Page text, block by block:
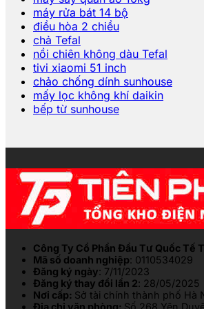
máy rửa bát 14 bộ
điều hòa 2 chiều
chả Tefal
nồi chiên không dàu Tefal
tivi xiaomi 51 inch
chảo chống dính sunhouse
mấy lọc không khí daikin
bếp từ sunhouse
Công Ty Cổ Phần Đầu Tư Quốc Tế
Mã số doanh nghiệp: 0110534029
Đăng ký ngày: 7/11/2023
Đăng ký thay đổi lần 2: 28/05/2025
Nơi cấp: Sở tài chính thành phố Hà
Địa chỉ văn phòng: Số 268 Yên